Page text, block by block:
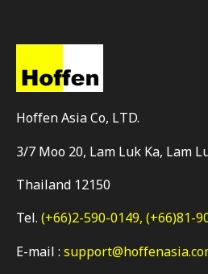
Hoffen Asia Co, LTD.
3/7 Moo 20, Lam Luk Ka, Lam
Thailand 12150
Tel. (+66)2-590-0149, (+66)81-
E-mail :